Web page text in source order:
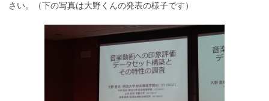
さい。（下の写真は大野くんの発表の様子です）